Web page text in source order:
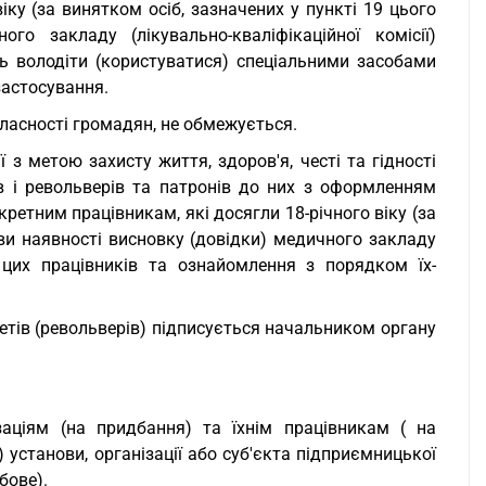
(за винятком осіб, зазначених у пункті 19 цього
(лікувально-кваліфікаційної комісії)
(користуватися) спеціальними засобами
громадян, не обмежується.
з метою захисту життя, здоров'я, честі та гідності
і револьверів та патронів до них з оформленням
працівникам, які досягли 18-річного віку (за
наявності висновку (довідки) медичного закладу
цих працівників та ознайомлення з порядком їх-
(револьверів) підписується начальником органу
(на придбання) та їхнім працівникам ( на
організації або суб'єкта підприємницької